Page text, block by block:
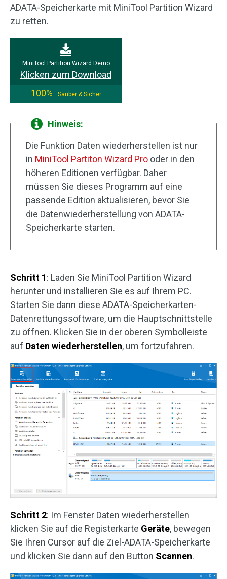
ADATA-Speicherkarte mit MiniTool Partition Wizard
zu retten.
MiniTool Partition Wizard Demo
Klicken zum Download
100%
Sauber & Sicher
Hinweis:
Die Funktion Daten wiederherstellen ist nur
in MiniTool Partiton Wizard Pro oder in den
höheren Editionen verfügbar. Daher
müssen Sie dieses Programm auf eine
passende Edition aktualisieren, bevor Sie
die Datenwiederherstellung von ADATA-
Speicherkarte starten.
Schritt 1: Laden Sie MiniTool Partition Wizard
herunter und installieren Sie es auf Ihrem PC.
Starten Sie dann diese ADATA-Speicherkarten-
Datenrettungssoftware, um die Hauptschnittstelle
zu öffnen. Klicken Sie in der oberen Symbolleiste
auf Daten wiederherstellen, um fortzufahren.
Schritt 2: Im Fenster Daten wiederherstellen
klicken Sie auf die Registerkarte Geräte, bewegen
Sie Ihren Cursor auf die Ziel-ADATA-Speicherkarte
und klicken Sie dann auf den Button Scannen.